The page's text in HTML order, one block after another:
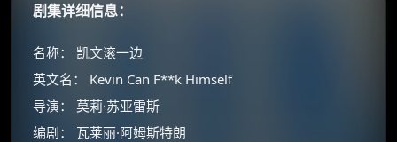
剧集详细信息：
名称： 凯文滚一边
英文名： Kevin Can F**k Himself
导演： 莫莉·苏亚雷斯
编剧： 瓦莱丽·阿姆斯特朗